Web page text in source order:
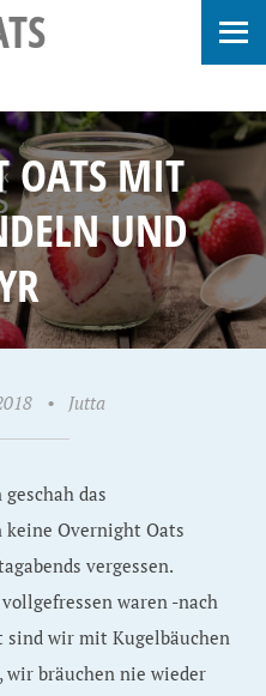
OATS MIT
UND
• Jutta
das
Overnight Oats
vergessen.
waren -nach
wir mit Kugelbäuchen
bräuchen nie wieder